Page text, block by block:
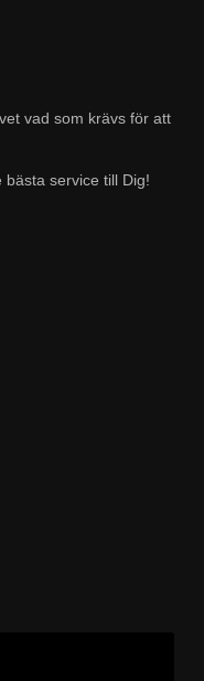
vad som krävs för att
service till Dig!